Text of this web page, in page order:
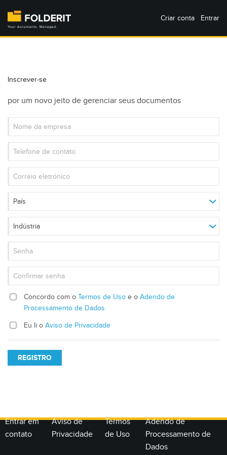
Criar conta Entrar
Inscrever-se
por um novo jeito de gerenciar seus documentos
Concordo com o Termos de Uso e o Adendo de
Processamento de Dados
Eu li o Aviso de Privacidade
REGISTRO
Entrar em
contato
Aviso de
Privacidade
Termos
de Uso
Adendo de
Processamento de
Dados